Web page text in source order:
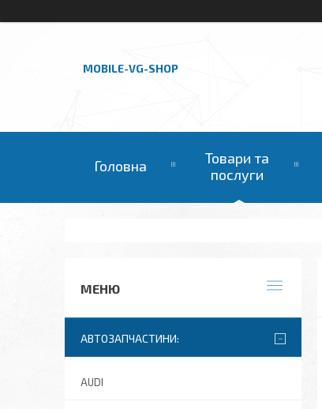
MOBILE-VG-SHOP
Головна
Товари та
послуги
АВТОЗАПЧАСТИНИ:
AUDI